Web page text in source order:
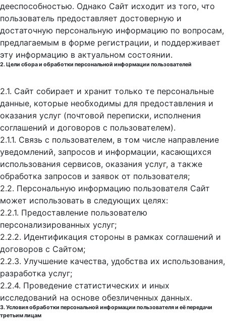
дееспособностью. Однако Сайт исходит из того, что
пользователь предоставляет достоверную и
достаточную персональную информацию по вопросам,
предлагаемым в форме регистрации, и поддерживает
эту информацию в актуальном состоянии.
2. Цели сбора и обработки персональной информации пользователей
2.1. Сайт собирает и хранит только те персональные
данные, которые необходимы для предоставления и
оказания услуг (почтовой переписки, исполнения
соглашений и договоров с пользователем).
2.1.1. Связь с пользователем, в том числе направление
уведомлений, запросов и информации, касающихся
использования сервисов, оказания услуг, а также
обработка запросов и заявок от пользователя;
2.2. Персональную информацию пользователя Сайт
может использовать в следующих целях:
2.2.1. Предоставление пользователю
персонализированных услуг;
2.2.2. Идентификация стороны в рамках соглашений и
договоров с Сайтом;
2.2.3. Улучшение качества, удобства их использования,
разработка услуг;
2.2.4. Проведение статистических и иных
исследований на основе обезличенных данных.
3. Условия обработки персональной информации пользователя и её передачи
третьим лицам